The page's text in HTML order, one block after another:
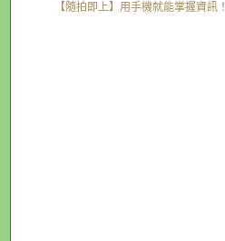
【隨拍即上】用手機就能掌握資訊！